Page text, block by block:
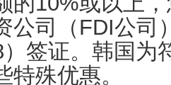
公司（FDI公司
签证。韩国为
殊优惠。